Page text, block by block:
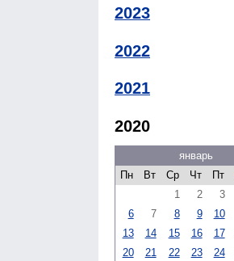
2023
2022
2021
2020
январь
Пн
Вт Ср Чт Пт
1
2 3
6
7 8 9 10
13
14 15 16 17
20
21 22 23 24